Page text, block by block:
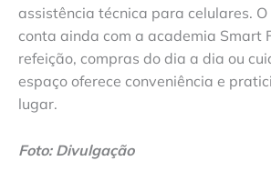
assistência técnica para celulares.
conta ainda com a academia Smart
refeição, compras do dia a dia ou
espaço oferece conveniência e
lugar.
Foto: Divulgação